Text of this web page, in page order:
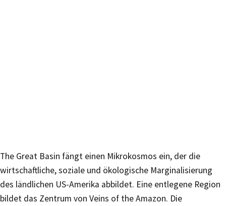
The Great Basin fängt einen Mikrokosmos ein, der die
wirtschaftliche, soziale und ökologische Marginalisierung
des ländlichen US-Amerika abbildet. Eine entlegene Region
bildet das Zentrum von Veins of the Amazon. Die